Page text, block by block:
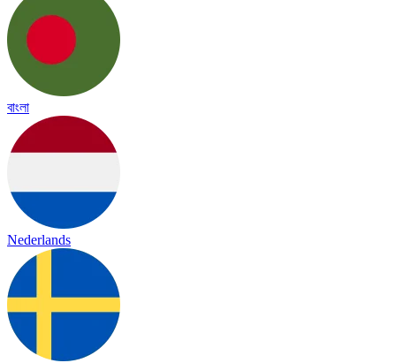
বাংলা
Nederlands